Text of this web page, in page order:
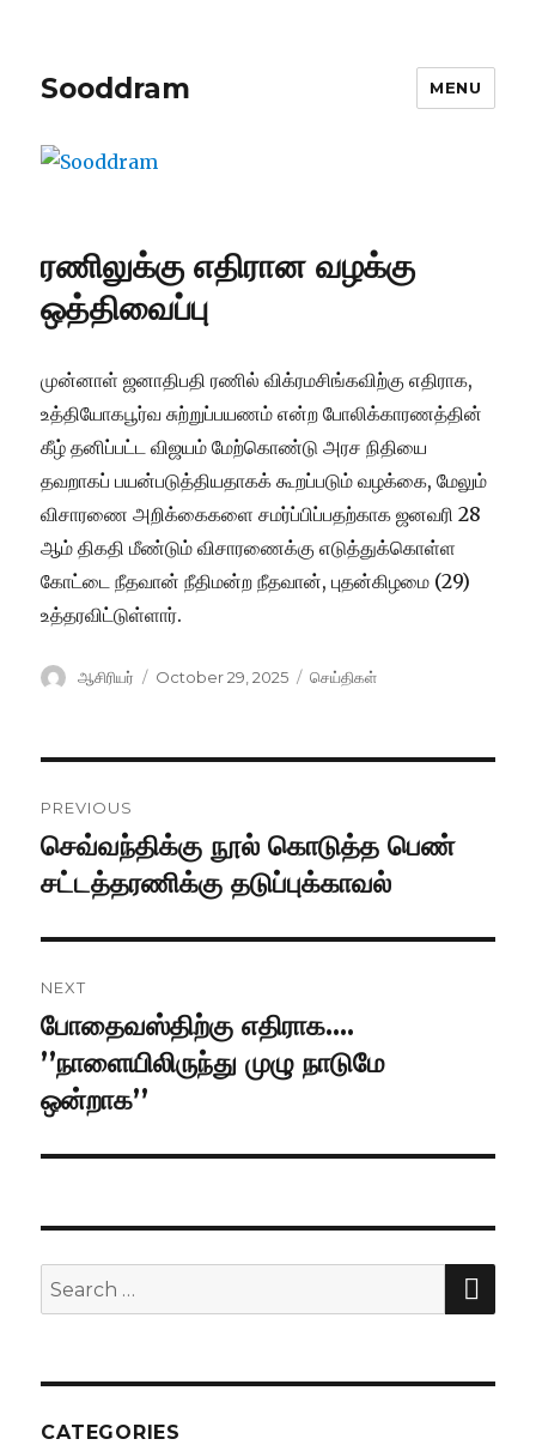
Sooddram MENU
ரணிலுக்கு எதிரான வழக்கு
ஒத்திவைப்பு
முன்னாள் ஜனாதிபதி ரணில் விக்ரமசிங்கவிற்கு எதிராக,
உத்தியோகபூர்வ சுற்றுப்பயணம் என்ற போலிக்காரணத்தின்
கீழ் தனிப்பட்ட விஜயம் மேற்கொண்டு அரச நிதியை
தவறாகப் பயன்படுத்தியதாகக் கூறப்படும் வழக்கை, மேலும்
விசாரணை அறிக்கைகளை சமர்ப்பிப்பதற்காக ஜனவரி 28
ஆம் திகதி மீண்டும் விசாரணைக்கு எடுத்துக்கொள்ள
கோட்டை நீதவான் நீதிமன்ற நீதவான், புதன்கிழமை (29)
உத்தரவிட்டுள்ளார்.
Author
ஆசிரியர்
Posted
October 29, 2025 Categories
செய்திகள்
navigation
PREVIOUS
Previous
post:
செவ்வந்திக்கு நூல் கொடுத்த பெண்
சட்டத்தரணிக்கு தடுப்புக்காவல்
NEXT
Next
post:
போதைவஸ்திற்கு எதிராக….
’’நாளையிலிருந்து முழு நாடுமே
ஒன்றாக’’
Search
for:
CATEGORIES